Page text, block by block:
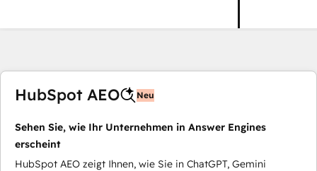
HubSpot AEO Neu
Sehen Sie, wie Ihr Unternehmen in Answer Engines
erscheint
HubSpot AEO zeigt Ihnen, wie Sie in ChatGPT, Gemini